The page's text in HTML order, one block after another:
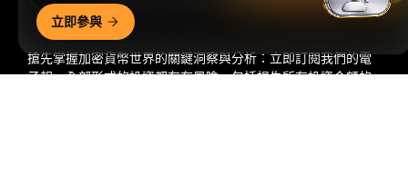
搶先掌握加密貨幣世界的關鍵洞察與分析：立即訂閱我們的電
子報。全部形式的投資都存在風險，包括損失所有投資金額的
立即參與